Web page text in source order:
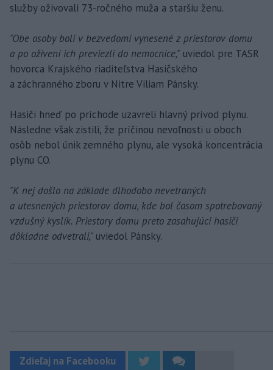
služby oživovali 73-ročného muža a staršiu ženu.
"Obe osoby boli v bezvedomí vynesené z priestorov domu
a po oživení ich previezli do nemocnice," uviedol pre TASR
hovorca Krajského riaditeľstva Hasičského
a záchranného zboru v Nitre Viliam Pánsky.
Hasiči hneď po príchode uzavreli hlavný prívod plynu.
Následne však zistili, že príčinou nevoľnosti u oboch
osôb nebol únik zemného plynu, ale vysoká koncentrácia
plynu CO.
"K nej došlo na základe dlhodobo nevetraných
a utesnených priestorov domu, kde bol časom spotrebovaný
vzdušný kyslík. Priestory domu preto zasahujúci hasiči
dôkladne odvetrali," uviedol Pánsky.
Zdieľaj na Facebooku